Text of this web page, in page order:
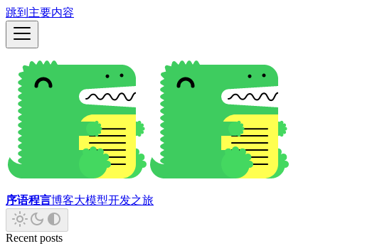
跳到主要内容
序语程言博客大模型开发之旅
Recent posts